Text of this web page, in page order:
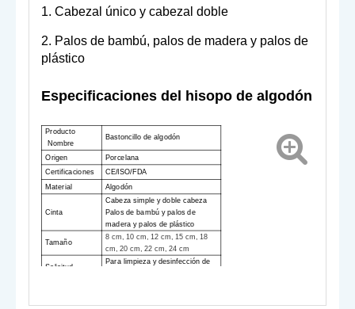
1. Cabezal único y cabezal doble
2. Palos de bambú, palos de madera y palos de
plástico
Especificaciones del hisopo de algodón
Producto
Nombre
Bastoncillo de algodón
Origen
Porcelana
Certificaciones
CE/ISO/FDA
Material Algodón
Cinta
Cabeza simple y doble cabeza
Palos de bambú y palos de
madera y palos de plástico
Tamaño
8 cm, 10 cm, 12 cm, 15 cm, 18
cm, 20 cm, 22 cm, 24 cm
Solicitud
Para limpieza y desinfección de